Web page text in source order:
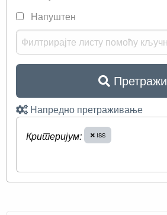
Напуштен
Претражи
Напредно претраживање
Критеријум:
ISS